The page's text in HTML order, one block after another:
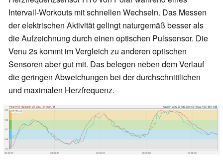
Intervall-Workouts mit schnellen Wechseln. Das Messen
der elektrischen Aktivität gelingt naturgemäß besser als
die Aufzeichnung durch einen optischen Pulssensor. Die
Venu 2s kommt im Vergleich zu anderen optischen
Sensoren aber gut mit. Das belegen neben dem Verlauf
die geringen Abweichungen bei der durchschnittlichen
und maximalen Herzfrequenz.